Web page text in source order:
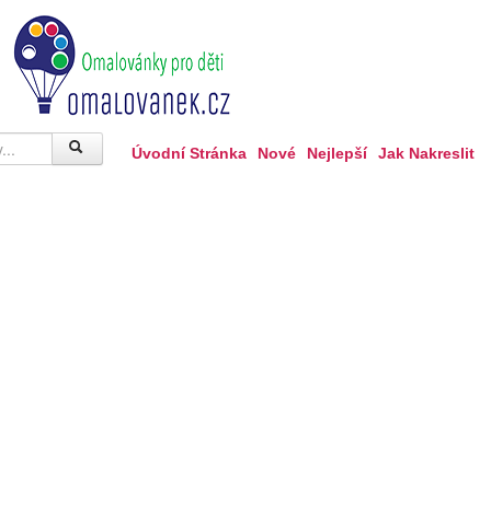
Úvodní Stránka Nové Nejlepší Jak Nakreslit